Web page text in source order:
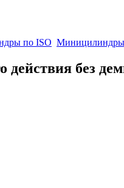
по ISO
действия без